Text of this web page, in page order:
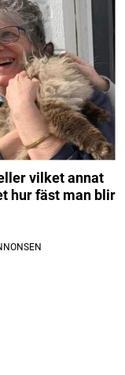
vilket annat
hur fäst man blir